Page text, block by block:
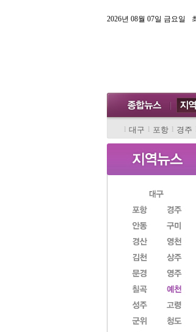
2026년 08월 07일 금요일
l 대구 l 포항 l 경주